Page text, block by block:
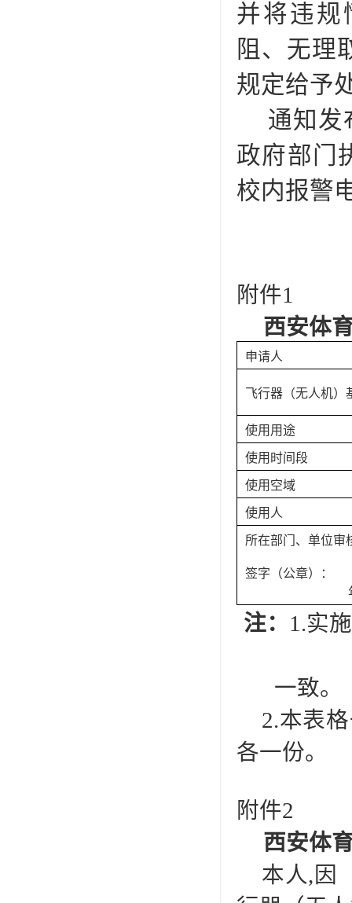
并将违规
阻、无理
规定给予
通知发
政府部门
校内报警
附件1
西安体
申请人
飞行器（无人机）
使用用途
使用时间段
使用空域
使用人
所在部门、单位审
签字（公章）：
注： 1.实
一致。
2.本表
各一份。
附件2
西安体
本人,因